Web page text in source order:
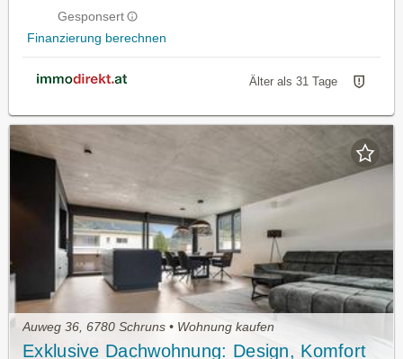
Gesponsert
Finanzierung berechnen
Älter als 31 Tage
Auweg 36, 6780 Schruns • Wohnung kaufen
Exklusive Dachwohnung: Design, Komfort